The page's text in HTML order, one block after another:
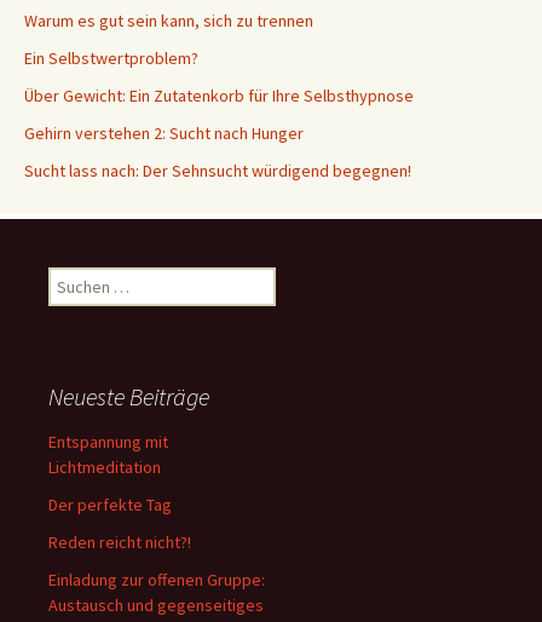
Warum es gut sein kann, sich zu trennen
Ein Selbstwertproblem?
Über Gewicht: Ein Zutatenkorb für Ihre Selbsthypnose
Gehirn verstehen 2: Sucht nach Hunger
Sucht lass nach: Der Sehnsucht würdigend begegnen!
Suche
nach:
Neueste Beiträge
Entspannung mit
Lichtmeditation
Der perfekte Tag
Reden reicht nicht?!
Einladung zur offenen Gruppe:
Austausch und gegenseitiges